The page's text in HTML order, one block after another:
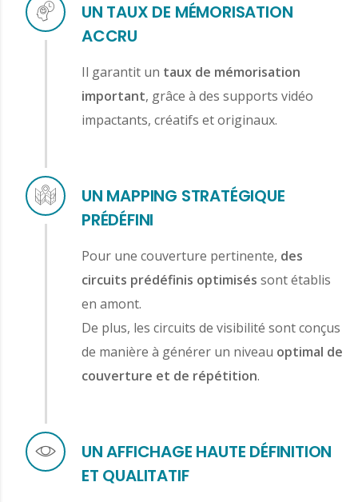
UN TAUX DE MÉMORISATION
ACCRU
Il garantit un taux de mémorisation
important, grâce à des supports vidéo
impactants, créatifs et originaux.
UN MAPPING STRATÉGIQUE
PRÉDÉFINI
Pour une couverture pertinente, des
circuits prédéfinis optimisés sont établis
en amont.
De plus, les circuits de visibilité sont conçus
de manière à générer un niveau optimal de
couverture et de répétition.
UN AFFICHAGE HAUTE DÉFINITION
ET QUALITATIF